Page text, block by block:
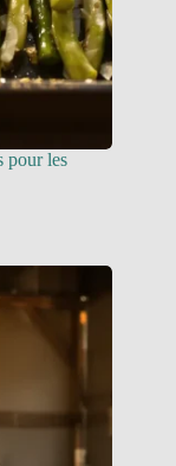
pour les